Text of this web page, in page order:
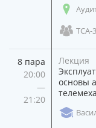
ТСА-
8 пара
20:00
—
21:20
Лекция
основы